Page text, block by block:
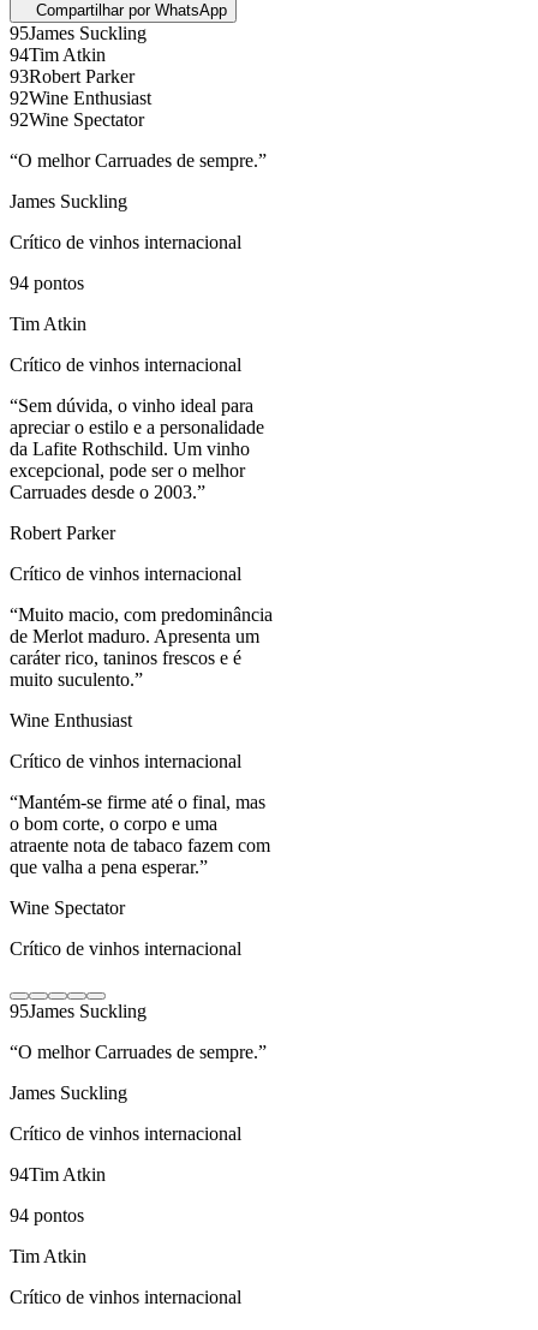
Compartilhar por WhatsApp
95James Suckling
94Tim Atkin
93Robert Parker
92Wine Enthusiast
92Wine Spectator
“O melhor Carruades de sempre.”
James Suckling
Crítico de vinhos internacional
94 pontos
Tim Atkin
Crítico de vinhos internacional
“Sem dúvida, o vinho ideal para
apreciar o estilo e a personalidade
da Lafite Rothschild. Um vinho
excepcional, pode ser o melhor
Carruades desde o 2003.”
Robert Parker
Crítico de vinhos internacional
“Muito macio, com predominância
de Merlot maduro. Apresenta um
caráter rico, taninos frescos e é
muito suculento.”
Wine Enthusiast
Crítico de vinhos internacional
“Mantém-se firme até o final, mas
o bom corte, o corpo e uma
atraente nota de tabaco fazem com
que valha a pena esperar.”
Wine Spectator
Crítico de vinhos internacional
95James Suckling
“O melhor Carruades de sempre.”
James Suckling
Crítico de vinhos internacional
94Tim Atkin
94 pontos
Tim Atkin
Crítico de vinhos internacional